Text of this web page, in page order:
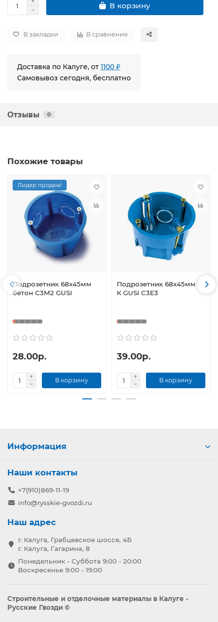
В корзину
В закладки В сравнение
Доставка по Калуге, от 1100 ₽
Самовывоз сегодня, бесплатно
Отзывы 0
Похожие товары
Лидер продаж!
Подрозетник 68х45мм
бетон С3М2 GUSI
28.00р.
В корзину
Подрозетник 68х45мм Г/
К GUSI С3Е3
39.00р.
В корзину
Информация
Наши контакты
+7(910)869-11-19
info@rysskie-gvozdi.ru
Наш адрес
г. Калуга, Грабцевское шоссе, 4Б
г. Калуга, Гагарина, 8
Понедельник - Суббота 9:00 - 20:00
Воскресенье 9:00 - 19:00
Строительные и отделочные материалы в Калуге -
Русские Гвозди ©